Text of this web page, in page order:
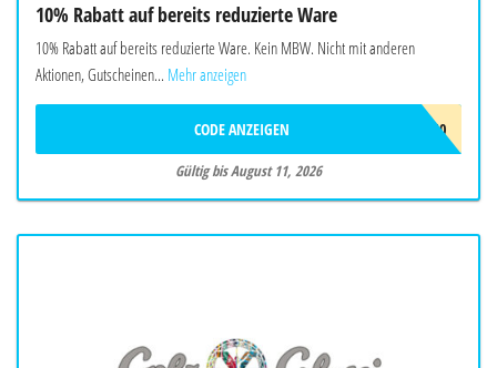
10% Rabatt auf bereits reduzierte Ware
10% Rabatt auf bereits reduzierte Ware. Kein MBW. Nicht mit anderen
Aktionen, Gutscheinen... Mehr anzeigen
FINAL10
CODE ANZEIGEN
Gültig bis August 11, 2026